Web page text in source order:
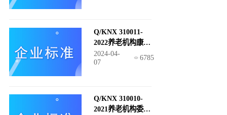
Q/KNX 310011-
2022养老机构康复
服务规范
2024-04-
07
6785
Q/KNX 310010-
2021养老机构委托